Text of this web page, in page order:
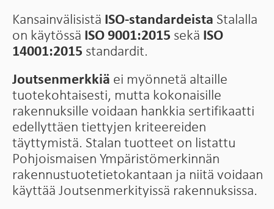
Kansainvälisistä ISO-standardeista Stalalla
on käytössä ISO 9001:2015 sekä ISO
14001:2015 standardit.
Joutsenmerkkiä ei myönnetä altaille
tuotekohtaisesti, mutta kokonaisille
rakennuksille voidaan hankkia sertifikaatti
edellyttäen tiettyjen kriteereiden
täyttymistä. Stalan tuotteet on listattu
Pohjoismaisen Ympäristömerkinnän
rakennustuotetietokantaan ja niitä voidaan
käyttää Joutsenmerkityissä rakennuksissa.